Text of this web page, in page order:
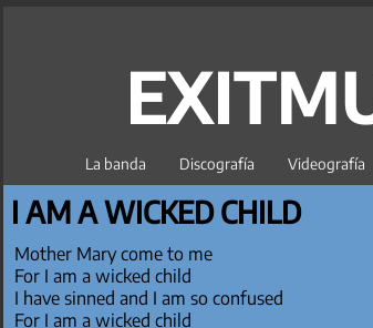
La banda Discografía Videografía
I AM A WICKED CHILD
Mother Mary come to me
For I am a wicked child
I have sinned and I am so confused
For I am a wicked child